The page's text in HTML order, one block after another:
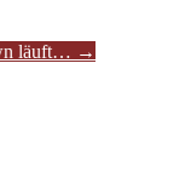
läuft… →